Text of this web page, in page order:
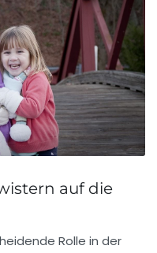
auf die
Rolle in der